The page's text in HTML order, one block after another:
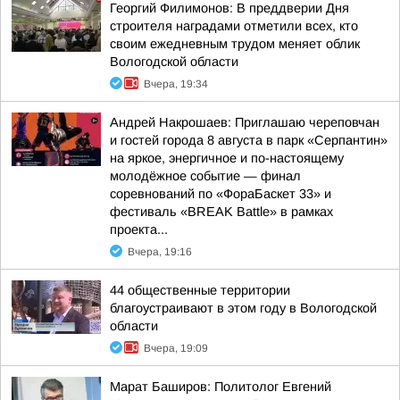
Георгий Филимонов: В преддверии Дня
строителя наградами отметили всех, кто
своим ежедневным трудом меняет облик
Вологодской области
Вчера, 19:34
Андрей Накрошаев: Приглашаю череповчан
и гостей города 8 августа в парк «Серпантин»
на яркое, энергичное и по-настоящему
молодёжное событие — финал
соревнований по «ФораБаскет 33» и
фестиваль «BREAK Battle» в рамках
проекта...
Вчера, 19:16
44 общественные территории
благоустраивают в этом году в Вологодской
области
Вчера, 19:09
Марат Баширов: Политолог Евгений